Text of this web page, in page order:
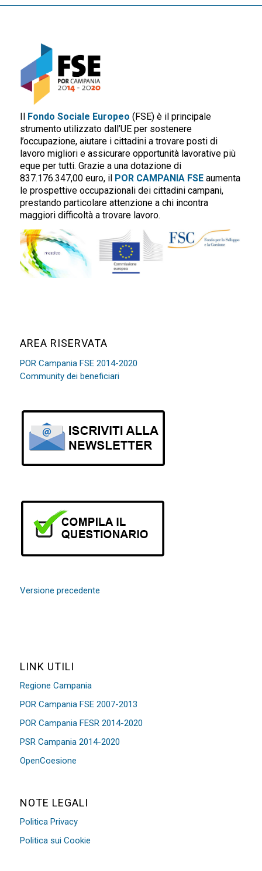
Fondo Sociale Europeo (FSE) è il principale
strumento utilizzato dall’UE per sostenere
l’occupazione, aiutare i cittadini a trovare posti di
lavoro migliori e assicurare opportunità lavorative più
eque per tutti. Grazie a una dotazione di
837.176.347,00 euro, il POR CAMPANIA FSEaumenta
le prospettive occupazionali dei cittadini campani,
prestando particolare attenzione a chi incontra
maggiori difficoltà a trovare lavoro.
AREA RISERVATA
POR Campania FSE 2014-2020
Community dei beneficiari
Versione precedente
LINK UTILI
Regione Campania
POR Campania FSE 2007-2013
POR Campania FESR 2014-2020
PSR Campania 2014-2020
OpenCoesione
NOTE LEGALI
Politica Privacy
Politica sui Cookie